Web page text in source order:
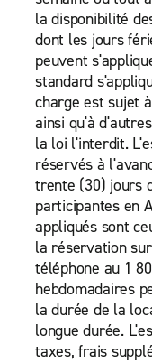
la disponibilité
dont les jours
peuvent
standard
charge est sujet
ainsi qu'à
la loi l'interdit.
réservés à
trente (30) jours
participantes en
appliqués sont
la réservation
téléphone au 1
hebdomadaires
la durée de la
longue durée.
taxes, frais